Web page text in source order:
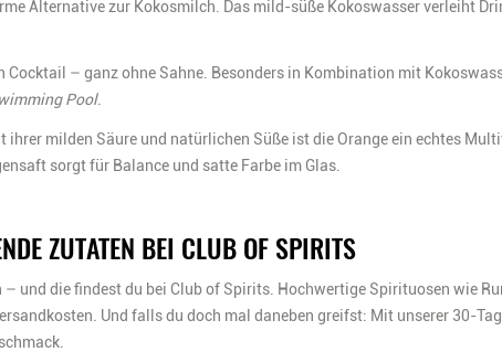
Alternative zur Kokosmilch. Das mild-süße Kokoswasser verleiht
Cocktail – ganz ohne Sahne. Besonders in Kombination mit
Pool.
ihrer milden Säure und natürlichen Süße istdie Orangeein echtes
sorgt für Balance und satte Farbe im Glas.
ZUTATEN BEI CLUB OF SPIRITS
und die findest du bei Club of Spirits . Hochwertige Spirituosen wie
. Und falls du doch mal daneben greifst: Mit unserer 30-